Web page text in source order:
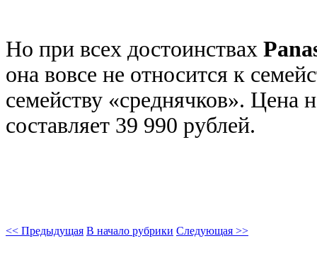
Но при всех достоинствах
она вовсе не относится к
семейству «среднячков». Цена
составляет 39 990 рублей.
<< Предыдущая В начало рубрики Следующая >>